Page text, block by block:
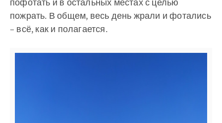
пожрать. В общем, весь день жрали и фотались
– всё, как и полагается.